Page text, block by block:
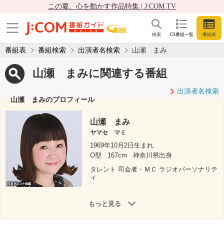
この夏、心を動かす作品特集 | J:COM TV
CS番組一覧 番組表
検索
番組表 番組検索 出演者名検索 山瀬 まみ
山瀬 まみに関連する番組
出演者名検索
山瀬 まみのプロフィール
山瀬 まみ
ヤマセ マミ
1969年10月2日生まれ
O型
167cm
神奈川県出身
タレント 司会者・ＭＣ ラジオパーソナリテ
ィ
もっと見る